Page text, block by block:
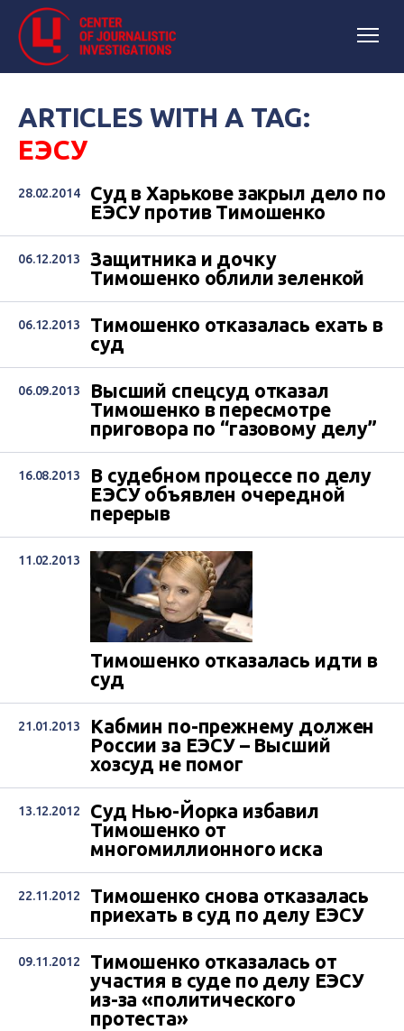
ARTICLES WITH A TAG:
ЕЭСУ
28.02.2014
Суд в Харькове закрыл дело по
ЕЭСУ против Тимошенко
06.12.2013
Защитника и дочку
Тимошенко облили зеленкой
06.12.2013
Тимошенко отказалась ехать в
суд
06.09.2013
Высший спецсуд отказал
Тимошенко в пересмотре
приговора по “газовому делу”
16.08.2013
В судебном процессе по делу
ЕЭСУ объявлен очередной
перерыв
11.02.2013
Тимошенко отказалась идти в
суд
21.01.2013
Кабмин по-прежнему должен
России за ЕЭСУ – Высший
хозсуд не помог
13.12.2012
Суд Нью-Йорка избавил
Тимошенко от
многомиллионного иска
22.11.2012
Тимошенко снова отказалась
приехать в суд по делу ЕЭСУ
09.11.2012
Тимошенко отказалась от
участия в суде по делу ЕЭСУ
из-за «политического
протеста»